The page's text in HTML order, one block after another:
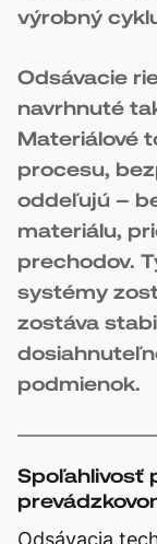
výrobný
Odsávacie
navrhnuté
Materiálové
procesu,
oddeľujú –
materiálu,
prechodov.
systémy
zostáva
podmienok.
Spoľahlivosť
Odsávacia